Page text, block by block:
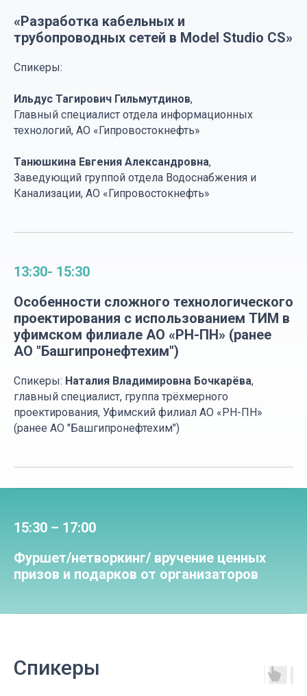
«Разработка кабельных и
трубопроводных сетей в Model Studio CS»
Спикеры:
Ильдус Тагирович Гильмутдинов,
Главный специалист отдела информационных
технологий, АО «Гипровостокнефть»
Танюшкина Евгения Александровна,
Заведующий группой отдела Водоснабжения и
Канализации, АО «Гипровостокнефть»
13:30- 15:30
Особенности сложного технологического
проектирования с использованием ТИМ в
уфимском филиале АО «РН-ПН» (ранее
АО "Башгипронефтехим")
Спикеры: Наталия Владимировна Бочкарёва,
главный специалист, группа трёхмерного
проектирования, Уфимский филиал АО «РН-ПН»
(ранее АО "Башгипронефтехим")
15:30 – 17:00
Фуршет/нетворкинг/ вручение ценных
призов и подарков от организаторов
Спикеры
Бюро САПР - Российский IT-интегратор в
области САПР и ГИС. Поставка и
внедрение ПО для цифровизации
проектных институтов и предприятий.
и гибридного редактирования, с опытом
работы на рынке более 30 лет.
Парк,Ленинградский просп., 36, стр.
04 июня 2026 г., начало в 09:00
Место проведения